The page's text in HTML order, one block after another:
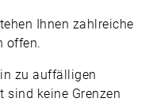
Ihnen zahlreiche
offen.
zu auffälligen
sind keine Grenzen